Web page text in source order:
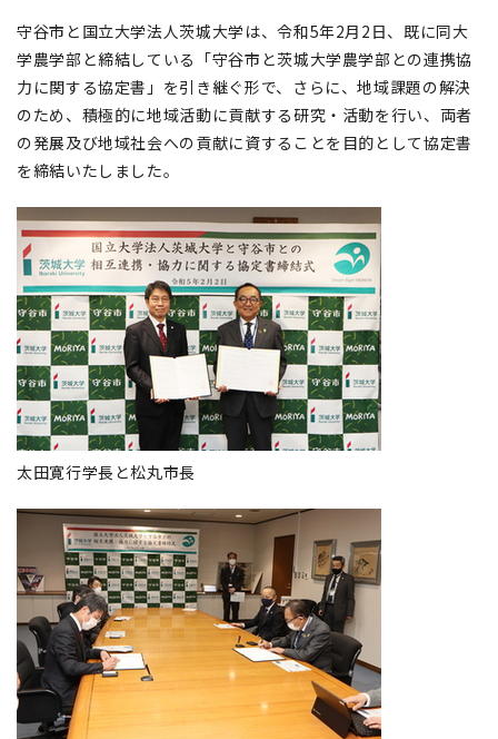
守谷市と国立大学法人茨城大学は、令和5年2月2日、既に同大
学農学部と締結している「守谷市と茨城大学農学部との連携協
力に関する協定書」を引き継ぐ形で、さらに、地域課題の解決
のため、積極的に地域活動に貢献する研究・活動を行い、両者
の発展及び地域社会への貢献に資することを目的として協定書
を締結いたしました。
太田寛行学長と松丸市長